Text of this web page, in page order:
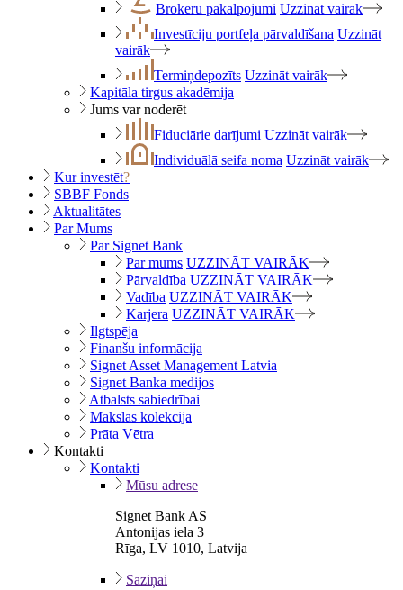
Brokeru pakalpojumi Uzzināt vairāk
Investīciju portfeļa pārvaldīšana Uzzināt
vairāk
Termiņdepozīts Uzzināt vairāk
Kapitāla tirgus akadēmija
Jums var noderēt
Fiduciārie darījumi Uzzināt vairāk
Individuālā seifa noma Uzzināt vairāk
Kur investēt?
SBBF Fonds
Aktualitātes
Par Mums
Par Signet Bank
Par mums UZZINĀT VAIRĀK
Pārvaldība UZZINĀT VAIRĀK
Vadība UZZINĀT VAIRĀK
Karjera UZZINĀT VAIRĀK
Ilgtspēja
Finanšu informācija
Signet Asset Management Latvia
Signet Banka medijos
Atbalsts sabiedrībai
Mākslas kolekcija
Prāta Vētra
Kontakti
Kontakti
Mūsu adrese
Signet Bank AS
Antonijas iela 3
Rīga, LV 1010, Latvija
Saziņai